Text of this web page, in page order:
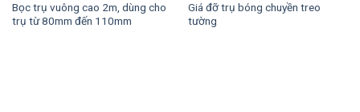
Bọc trụ vuông cao 2m, dùng cho
trụ từ 80mm đến 110mm
Giá đỡ trụ bóng chuyền treo
tường